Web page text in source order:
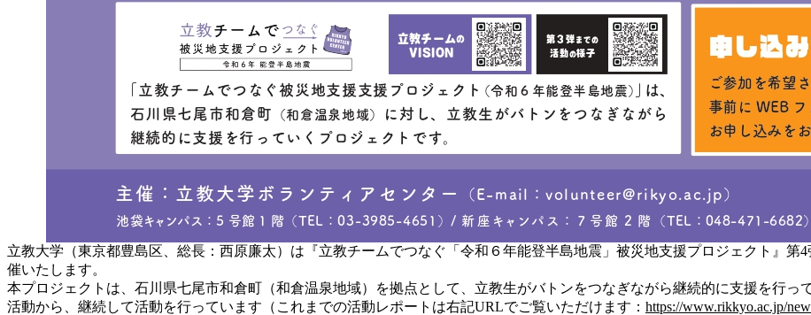
立教大学（東京都豊島区、総長：西原廉太）は『立教チームでつなぐ「令和６年能登半島地震」被災地支援プロジェクト』第
催いたします。
本プロジェクトは、石川県七尾市和倉町（和倉温泉地域）を拠点として、立教生がバトンをつなぎながら継続的に支援を行っ
活動から、継続して活動を行っています（これまでの活動レポートは右記URLでご覧いただけます： https://www.rikkyo.ac.jp/